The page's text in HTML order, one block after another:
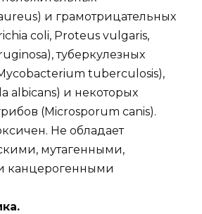
и грамотрицательных
coli, Proteus vulgaris,
туберкулезных
tuberculosis),
albicans) и некоторых
(Microsporum canis).
Не обладает
мутагенными,
канцерогенными